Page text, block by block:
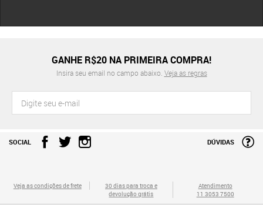
GANHE R$20 NA PRIMEIRA COMPRA!
Insira seu email no campo abaixo. Veja as regras
SOCIAL DÚVIDAS
Veja as condições de frete
30 dias para troca e
devolução grátis
Atendimento
11 3053 7500